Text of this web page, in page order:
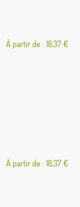
À partir de : 18,37 €
À partir de : 18,37 €